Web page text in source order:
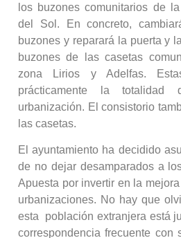
los buzones comunitarios de
del Sol. En concreto,
buzones y reparará la puerta y
buzones de las casetas
zona Lirios y Adelfas.
prácticamente la
urbanización. El consistorio
las casetas.
El ayuntamiento ha decidido
de no dejar desamparados a
Apuesta por invertir en la
urbanizaciones. No hay que
esta población extranjera está
correspondencia frecuente con